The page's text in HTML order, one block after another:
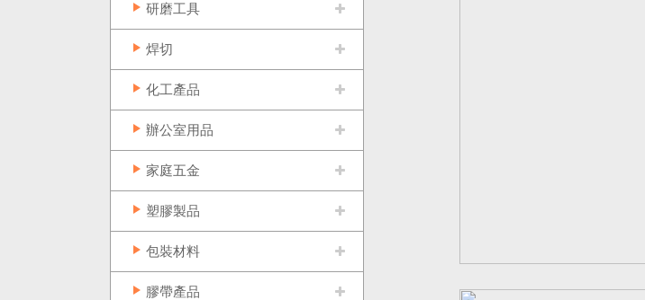
研磨工具
焊切
化工產品
辦公室用品
家庭五金
塑膠製品
包裝材料
膠帶產品